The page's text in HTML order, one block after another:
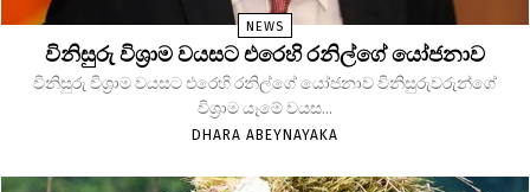
NEWS
විනිසුරු විශ්‍රාම වයසට එරෙහි රනිල්ගේ යෝජනාව
විනිසුරු විශ්‍රාම වයසට එරෙහි රනිල්ගේ යෝජනාව විනිසුරුවරුන්ගේ
විශ්‍රාම යෑමේ වයස...
DHARA ABEYNAYAKA